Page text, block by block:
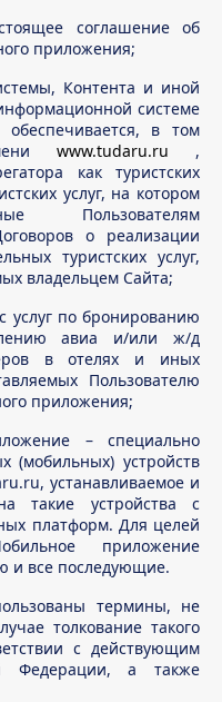
соглашение об
приложения;
Контента и иной
системе
в том
www.tudaru.ru ,
как туристских
услуг, на котором
Пользователям
о реализации
туристских услуг,
владельцем Сайта;
по бронированию
авиа и/или ж/д
в отелях и иных
Пользователю
приложения;
– специально
(мобильных) устройств
устанавливаемое и
такие устройства с
платформ. Для целей
приложение
и все последующие.
термины, не
толкование такого
с действующим
Федерации, а также